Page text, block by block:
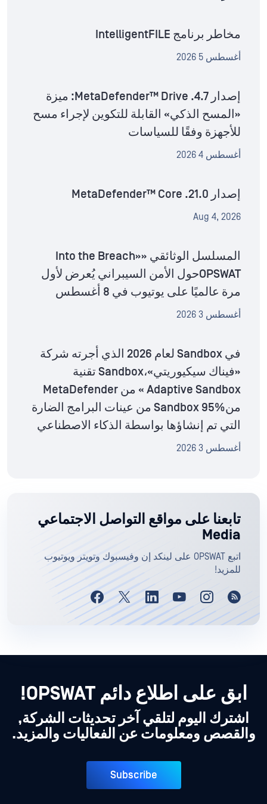
مخاطر برنامج IntelligentFILE
أغسطس 5 2026
إصدار MetaDefender™ Drive .4.7: ميزة
«المسح الذكي» القابلة للتكوين لإجراء مسح
للأجهزة وفقًا للسياسات
أغسطس 4 2026
إصدار MetaDefender™ Core .21.0
Aug 4, 2026
المسلسل الوثائقي «Into the Breach»
OPSWATحول الأمن السيبراني يُعرض لأول
مرة عالميًا على يوتيوب في 8 أغسطس
أغسطس 3 2026
في Sandbox لعام 2026 الذي أجرته شركة
«فيناك سيكيوريتي»،Sandbox تقنية
Adaptive Sandbox » من MetaDefender
منSandbox 95% من عينات البرامج الضارة
التي تم إنشاؤها بواسطة الذكاء الاصطناعي
أغسطس 3 2026
تابعنا على مواقع التواصل الاجتماعي
Media
اتبع OPSWAT على لينكد إن وفيسبوك وتويتر ويوتيوب
للمزيد!
ابق على اطلاع دائم OPSWAT!
اشترك اليوم لتلقي آخر تحديثات الشركة,
والقصص ومعلومات عن الفعاليات والمزيد.
Subscribe